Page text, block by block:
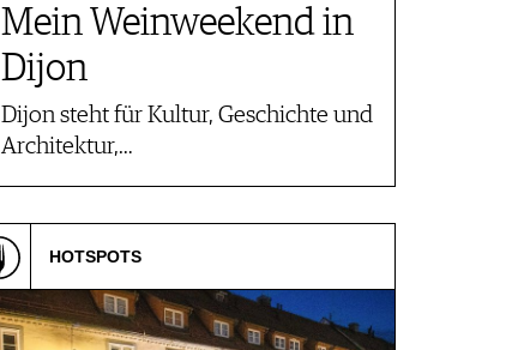
Mein Weinweekend in
Dijon
Dijon steht für Kultur, Geschichte und
Architektur,…
HOTSPOTS